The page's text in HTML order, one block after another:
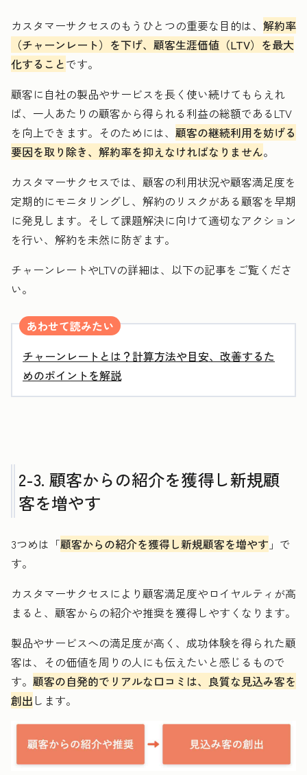
カスタマーサクセスのもうひとつの重要な目的は、 解約率
（チャーンレート）を下げ、顧客生涯価値（LTV）を最大
化することです。
顧客に自社の製品やサービスを長く使い続けてもらえれ
ば、一人あたりの顧客から得られる利益の総額であるLTV
を向上できます。そのためには、 顧客の継続利用を妨げる
要因を取り除き、解約率を抑えなければなりません。
カスタマーサクセスでは、顧客の利用状況や顧客満足度を
定期的にモニタリングし、解約のリスクがある顧客を早期
に発見します。そして課題解決に向けて適切なアクション
を行い、解約を未然に防ぎます。
チャーンレートやLTVの詳細は、以下の記事をご覧くださ
い。
あわせて読みたい
チャーンレートとは？計算方法や目安、改善するた
めのポイントを解説
2-3. 顧客からの紹介を獲得し新規顧
客を増やす
3つめは「顧客からの紹介を獲得し新規顧客を増やす 」で
す。
カスタマーサクセスにより顧客満足度やロイヤルティが高
まると、顧客からの紹介や推奨を獲得しやすくなります。
製品やサービスへの満足度が高く、成功体験を得られた顧
客は、その価値を周りの人にも伝えたいと感じるもので
す。 顧客の自発的でリアルな口コミは、良質な見込み客を
創出 します。